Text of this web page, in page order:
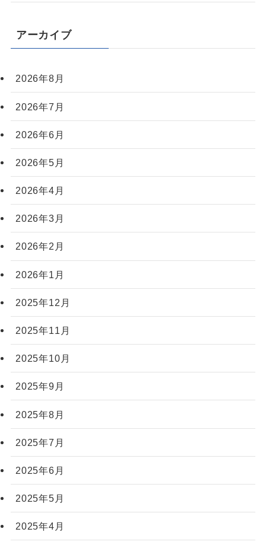
アーカイブ
2026年8月
2026年7月
2026年6月
2026年5月
2026年4月
2026年3月
2026年2月
2026年1月
2025年12月
2025年11月
2025年10月
2025年9月
2025年8月
2025年7月
2025年6月
2025年5月
2025年4月